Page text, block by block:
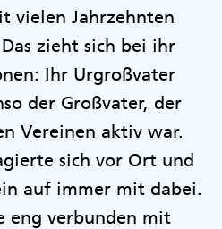
vielen Jahrzehnten
zieht sich bei ihr
Ihr Urgroßvater
der Großvater, der
Vereinen aktiv war.
sich vor Ort und
auf immer mit dabei.
eng verbunden mit